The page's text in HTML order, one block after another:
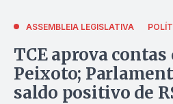
ASSEMBLEIA LEGISLATIVA
TCE aprova contas
Peixoto;
saldo positivo de